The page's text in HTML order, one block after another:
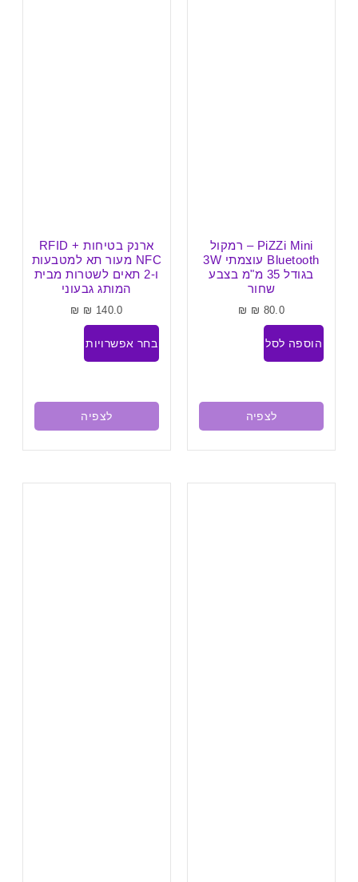
PiZZi Mini – רמקול
Bluetooth עוצמתי 3W
בגודל 35 מ"מ בצבע
שחור
80.0
₪
₪
הוספה לסל
לצפיה
ארנק בטיחות RFID +
NFC מעור תא למטבעות
ו-2 תאים לשטרות מבית
המותג גבעוני
140.0
₪
₪
בחר אפשרויות
לצפיה